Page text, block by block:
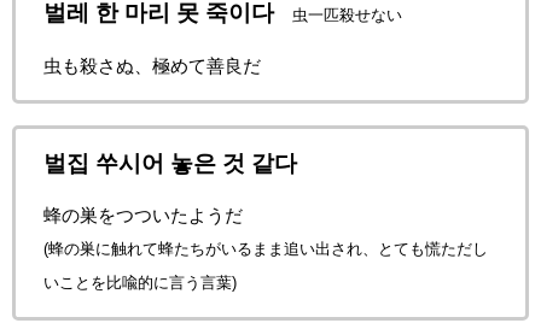
벌레 한 마리 못 죽이다 虫一匹殺せない
虫も殺さぬ、極めて善良だ
벌집 쑤시어 놓은 것 같다
蜂の巣をつついたようだ
(蜂の巣に触れて蜂たちがいるまま追い出され、とても慌ただし
いことを比喩的に言う言葉)